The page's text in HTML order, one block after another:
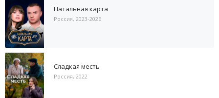
Натальная карта
Россия, 2023-2026
Сладкая месть
Россия, 2022